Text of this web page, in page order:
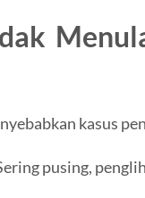
kasus
pusing,